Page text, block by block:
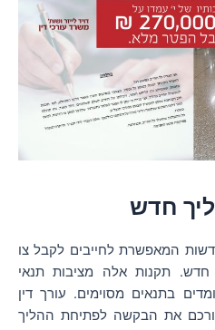
חדש
המאפשרת לחייבים לקבל צו
תקנות אלה מציבות תנאי
בתנאים מסוימים. עורך דין
את הבקשה לפתיחת ההליך